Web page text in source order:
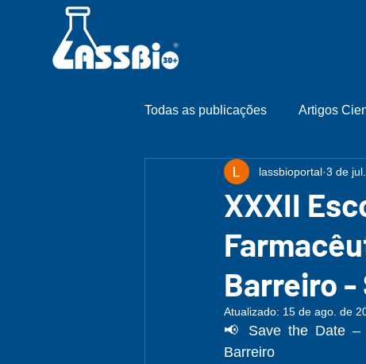
Todas as publicações Artigos
XXXII
Barreiro
lassbioportal 3 de
Atualizado: 15 de ago. de
📢 Save the Date –
Barreiro